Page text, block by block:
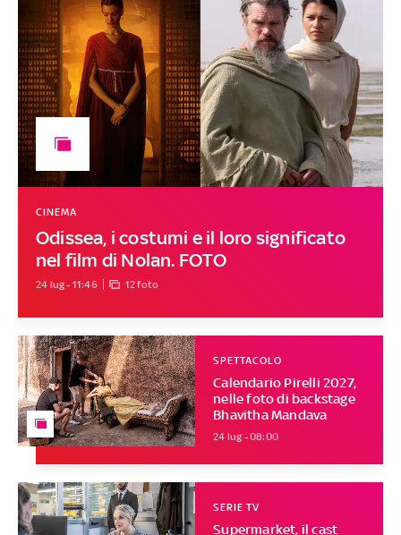
Odissea, i costumi e il loro significato
nel film di Nolan. FOTO
CINEMA
24 lug - 11:46 12 foto
Calendario Pirelli 2027,
nelle foto di backstage
Bhavitha Mandava
SPETTACOLO
24 lug - 08:00
Supermarket, il cast
SERIE TV